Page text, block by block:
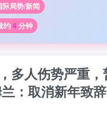
局势/新闻
约4 分钟
多人伤势严重，
：取消新年致